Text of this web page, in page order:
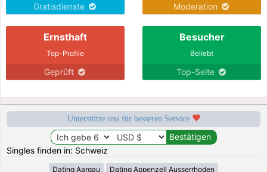
Gratisdienste Moderation
Ernsthaft
Top-Profile
Geprüft
Besucher
Beliebt
Top-Seite
Unterstütze uns für besseren Service
Singles finden in: Schweiz
Dating Aargau Dating Appenzell Ausserrhoden